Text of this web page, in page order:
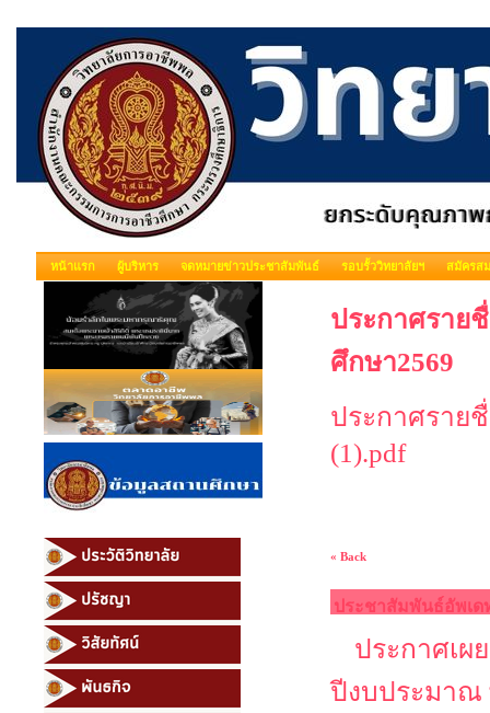
หน้าแรก ผู้บริหาร จดหมายข่าวประชาสัมพันธ์ รอบรั้ววิทยาลัยฯ สมัครส
ประกาศราย
ศึกษา2569
ประกาศราย
(1).pdf
« Back
ประชาสัมพันธ์อัพเด
ประกาศเผ
ปีงบประมาณ